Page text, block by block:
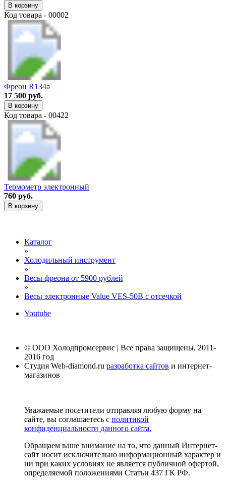
В корзину
Код товара - 00002
Фреон R134a
17 500 руб.
В корзину
Код товара - 00422
Термометр электронный
760 руб.
В корзину
Каталог
»
Холодильный инструмент
»
Весы фреона от 5900 рублей
»
Весы электронные Value VES-50B с отсечкой
Youtube
© ООО Холодпромсервис | Все права защищены, 2011-
2016 год
Студия Web-diamond.ru разработка сайтов и интернет-
магазинов
Уважаемые посетители отправляя любую форму на
сайте, вы соглашаетесь с политикой
конфиденциальности данного сайта.
Обращаем ваше внимание на то, что данный Интернет-
сайт носит исключительно информационный характер и
ни при каких условиях не является публичной офертой,
определяемой положениями Статьи 437 ГК РФ.